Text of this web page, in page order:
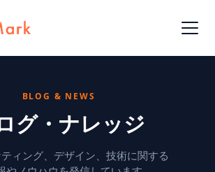
BLOG & NEWS
グ・ナレッジ
ィング、デザイン、技術に関する